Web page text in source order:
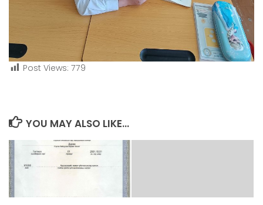
Post Views: 779
YOU MAY ALSO LIKE...